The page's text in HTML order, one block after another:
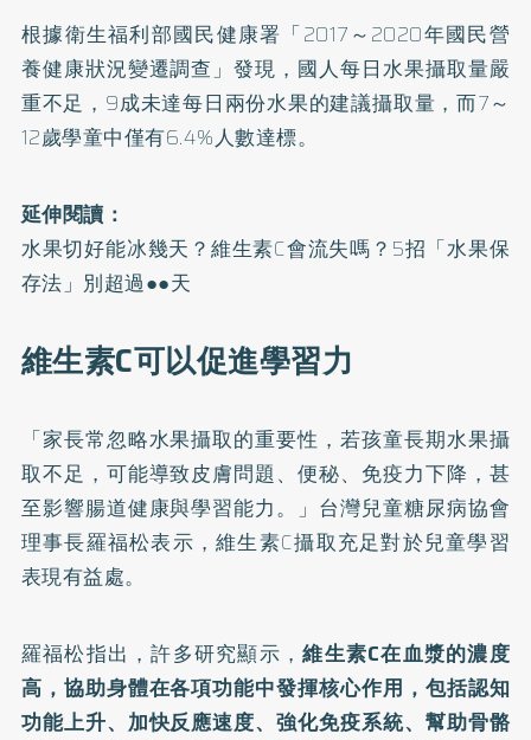
根據衛生福利部國民健康署「2017～2020年國民營
養健康狀況變遷調查」發現，國人每日水果攝取量嚴
重不足，9成未達每日兩份水果的建議攝取量，而7～
12歲學童中僅有6.4%人數達標。
延伸閱讀：
水果切好能冰幾天？維生素C會流失嗎？5招「水果保
存法」別超過●●天
維生素C可以促進學習力
「家長常忽略水果攝取的重要性，若孩童長期水果攝
取不足，可能導致皮膚問題、便秘、免疫力下降，甚
至影響腸道健康與學習能力。」台灣兒童糖尿病協會
理事長羅福松表示，維生素C攝取充足對於兒童學習
表現有益處。
羅福松指出，許多研究顯示，維生素C在血漿的濃度
高，協助身體在各項功能中發揮核心作用，包括認知
功能上升、加快反應速度、強化免疫系統、幫助骨骼